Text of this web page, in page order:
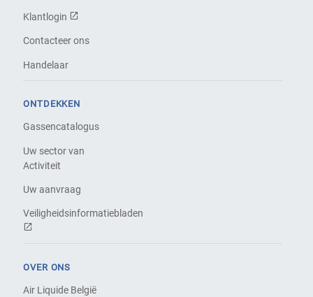
Klantlogin
Contacteer ons
Handelaar
ONTDEKKEN
Gassencatalogus
Uw sector van
Activiteit
Uw aanvraag
Veiligheidsinformatiebladen
OVER ONS
Air Liquide België